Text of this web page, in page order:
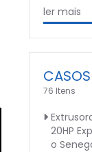
ler mais
CASOS
76 Itens
20HP
o